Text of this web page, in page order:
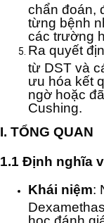
chẩn đoán,
từng bệnh
các trường
Ra quyết
từ DST và
ưu hóa kết
ngờ hoặc
Cushing.
I. TỔNG QUAN
1.1 Định nghĩa
Khái niệm:
học đánh